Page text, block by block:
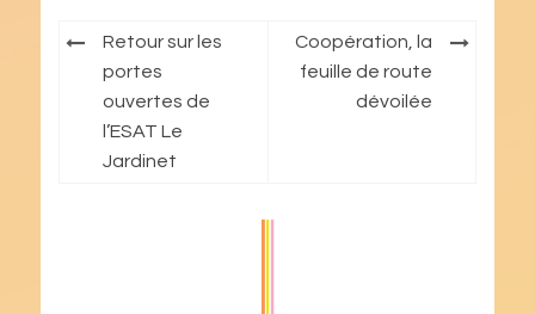
Navigation
l’article
Retour sur les
portes
ouvertes de
l’ESAT Le
Jardinet
Coopération, la
feuille de route
dévoilée